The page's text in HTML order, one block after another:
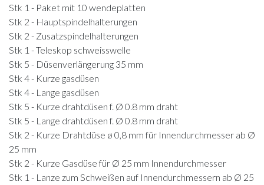
Stk 1 - Paket mit 10 wendeplatten
Stk 2 - Hauptspindelhalterungen
Stk 2 - Zusatzspindelhalterungen
Stk 1 - Teleskop schweisswelle
Stk 5 - Düsenverlängerung 35 mm
Stk 4 - Kurze gasdüsen
Stk 4 - Lange gasdüsen
Stk 5 - Kurze drahtdüsen f. Ø 0.8 mm draht
Stk 5 - Lange drahtdüsen f. Ø 0.8 mm draht
Stk 2 - Kurze Drahtdüse ø 0,8 mm für Innendurchmesser ab Ø
25 mm
Stk 2 - Kurze Gasdüse für Ø 25 mm Innendurchmesser
Stk 1 - Lanze zum Schweißen auf Innendurchmessern ab Ø 25